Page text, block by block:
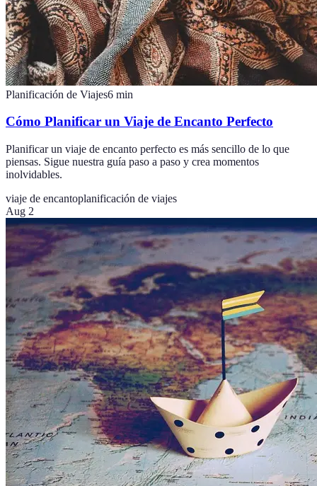
Planificación de Viajes6 min
Cómo Planificar un Viaje de Encanto Perfecto
Planificar un viaje de encanto perfecto es más sencillo de lo que
piensas. Sigue nuestra guía paso a paso y crea momentos
inolvidables.
viaje de encantoplanificación de viajes
Aug 2